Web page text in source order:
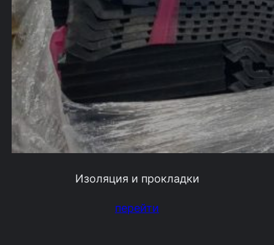
Изоляция и прокладки
перейти